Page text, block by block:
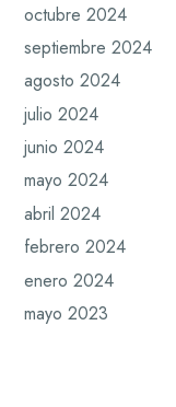
octubre 2024
septiembre 2024
agosto 2024
julio 2024
junio 2024
mayo 2024
abril 2024
febrero 2024
enero 2024
mayo 2023